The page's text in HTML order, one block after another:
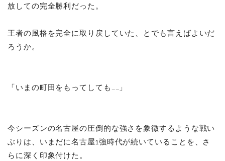
放しての完全勝利だった。
王者の風格を完全に取り戻していた、とでも言えばよいだ
ろうか。
「いまの町田をもってしても……」
今シーズンの名古屋の圧倒的な強さを象徴するような戦い
ぶりは、いまだに名古屋1強時代が続いていることを、さ
らに深く印象付けた。